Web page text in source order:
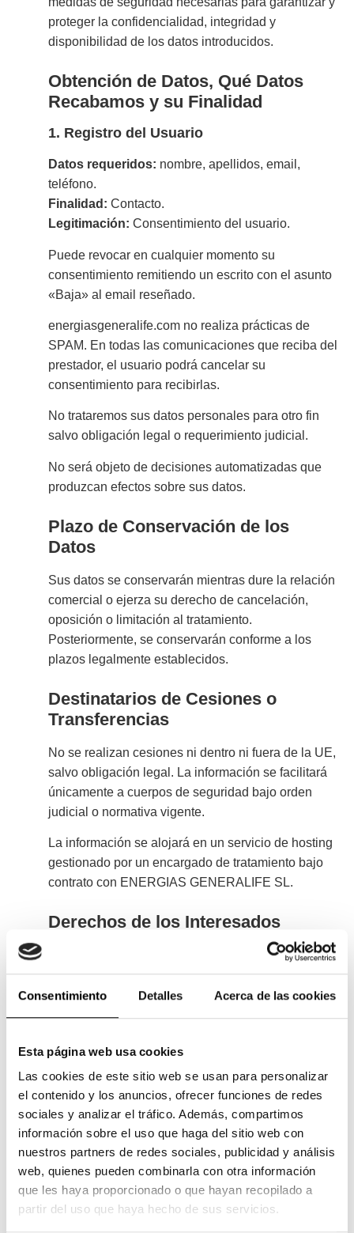
Consentimiento Detalles Acerca de las cookies
Esta página web usa cookies
Las cookies de este sitio web se usan para personalizar
el contenido y los anuncios, ofrecer funciones de redes
sociales y analizar el tráfico. Además, compartimos
información sobre el uso que haga del sitio web con
nuestros partners de redes sociales, publicidad y análisis
web, quienes pueden combinarla con otra información
que les haya proporcionado o que hayan recopilado a
partir del uso que haya hecho de sus servicios.
proteger la confidencialidad, integridad y
disponibilidad de los datos introducidos.
Obtención de Datos, Qué Datos
Recabamos y su Finalidad
1. Registro del Usuario
Datos requeridos: nombre, apellidos, email,
teléfono.
Finalidad: Contacto.
Legitimación: Consentimiento del usuario.
Puede revocar en cualquier momento su
consentimiento remitiendo un escrito con el asunto
«Baja» al email reseñado.
energiasgeneralife.com no realiza prácticas de
SPAM. En todas las comunicaciones que reciba del
prestador, el usuario podrá cancelar su
consentimiento para recibirlas.
No trataremos sus datos personales para otro fin
salvo obligación legal o requerimiento judicial.
No será objeto de decisiones automatizadas que
produzcan efectos sobre sus datos.
Plazo de Conservación de los
Datos
Sus datos se conservarán mientras dure la relación
comercial o ejerza su derecho de cancelación,
oposición o limitación al tratamiento.
Posteriormente, se conservarán conforme a los
plazos legalmente establecidos.
Destinatarios de Cesiones o
Transferencias
No se realizan cesiones ni dentro ni fuera de la UE,
salvo obligación legal. La información se facilitará
únicamente a cuerpos de seguridad bajo orden
judicial o normativa vigente.
La información se alojará en un servicio de hosting
gestionado por un encargado de tratamiento bajo
contrato con ENERGIAS GENERALIFE SL.
Derechos de los Interesados
Puede ejercer sus derechos mediante solicitud
escrita a la dirección postal indicada o al email
info@repsolbutanogranada.com, con el asunto:
«PROTECCIÓN DE DATOS: DERECHOS DE LOS
información sobre sus datos personales.
Derecho de rectificación o supresión: corregir
errores y modificar datos inexactos.
Derecho de cancelación: suprimir datos
inadecuados o excesivos.
Derecho de oposición: impedir o cesar el
tratamiento.